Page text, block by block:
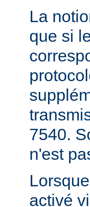
La
que si
7540.
n'est
activé